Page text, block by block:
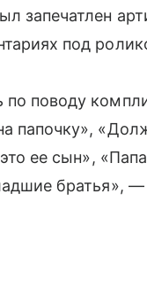
запечатлен
под
по поводу
ее сын»,
братья»,